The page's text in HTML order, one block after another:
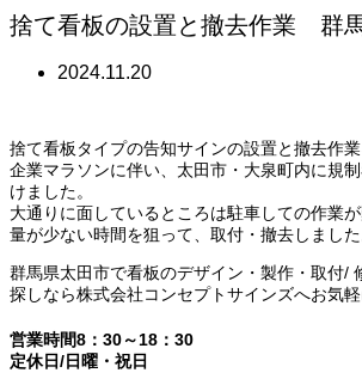
捨て看板の設置と撤去作業 群
2024.11.20
捨て看板タイプの告知サインの設置と撤去作業
企業マラソンに伴い、太田市・大泉町内に規
けました。
大通りに面しているところは駐車しての作業
量が少ない時間を狙って、取付・撤去しました
群馬県太田市で看板のデザイン・製作・取付/
探しなら株式会社コンセプトサインズへお気軽
営業時間8：30～18：30
定休日/日曜・祝日